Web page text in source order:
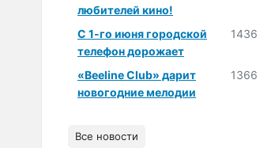
любителей кино!
С 1-го июня городской
телефон дорожает
1436
«Beeline Club» дарит
новогодние мелодии
1366
Все новости